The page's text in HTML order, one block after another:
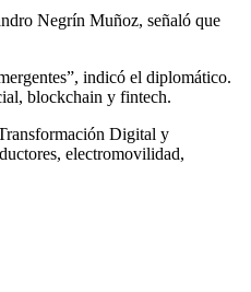
Negrín Muñoz, señaló que
indicó el diplomático.
blockchain y fintech.
Digital y
electromovilidad,